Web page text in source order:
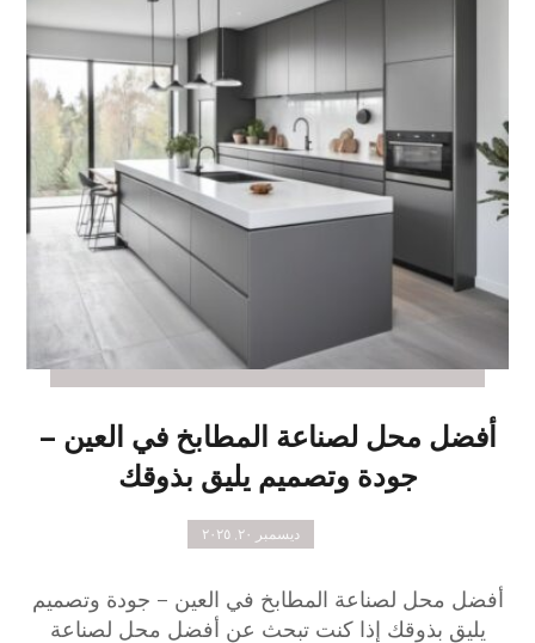
أفضل محل لصناعة المطابخ في العين –
جودة وتصميم يليق بذوقك
ديسمبر ٢٠, ٢٠٢٥
أفضل محل لصناعة المطابخ في العين – جودة وتصميم
يليق بذوقك إذا كنت تبحث عن أفضل محل لصناعة